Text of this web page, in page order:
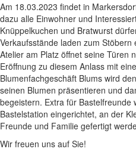
Am 18.03.2023 findet in
dazu alle Einwohner und
Knüppelkuchen und Bratwurst
Verkaufsstände laden zum
Atelier am Platz öffnet seine Türen
Eröffnung zu diesem Anlass mit
Blumenfachgeschäft Blums wird
seinen Blumen präsentieren und
begeistern. Extra für Bastelfreunde
Bastelstation eingerichtet, an der
Freunde und Familie gefertigt
Wir freuen uns auf Sie!